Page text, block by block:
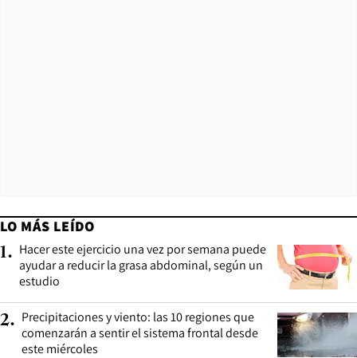
LO MÁS LEÍDO
1. Hacer este ejercicio una vez por semana puede
ayudar a reducir la grasa abdominal, según un
estudio
2. Precipitaciones y viento: las 10 regiones que
comenzarán a sentir el sistema frontal desde
este miércoles